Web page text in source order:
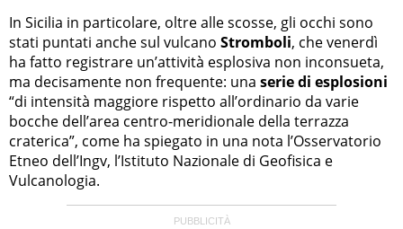
In Sicilia in particolare, oltre alle scosse, gli occhi sono
stati puntati anche sul vulcano Stromboli, che venerdì
ha fatto registrare un’attività esplosiva non inconsueta,
ma decisamente non frequente: una serie di esplosioni
“di intensità maggiore rispetto all’ordinario da varie
bocche dell’area centro-meridionale della terrazza
craterica”, come ha spiegato in una nota l’Osservatorio
Etneo dell’Ingv, l’Istituto Nazionale di Geofisica e
Vulcanologia.